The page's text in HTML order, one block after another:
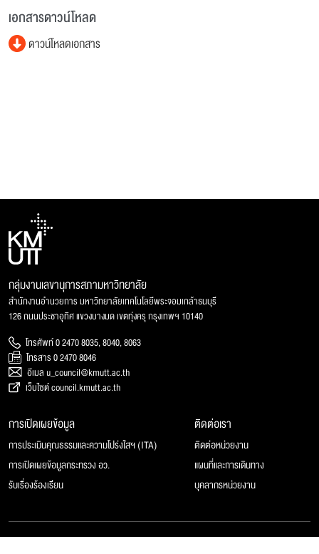
เอกสารดาวน์โหลด
ดาวน์โหลดเอกสาร
กลุ่มงานเลขานุการสภามหาวิทยาลัย
สำนักงานอำนวยการ มหาวิทยาลัยเทคโนโลยีพระจอมเกล้าธนบุรี
126 ถนนประชาอุทิศ แขวงบางมด เขตทุ่งครุ กรุงเทพฯ 10140
โทรศัพท์ 0 2470 8035, 8040, 8063
โทรสาร 0 2470 8046
อีเมล u_council@kmutt.ac.th
เว็บไซต์ council.kmutt.ac.th
การเปิดเผยข้อมูล
การประเมินคุณธรรมและความโปร่งใสฯ (ITA)
การเปิดเผยข้อมูลกระทรวง อว.
รับเรื่องร้องเรียน
ติดต่อเรา
ติดต่อหน่วยงาน
แผนที่และการเดินทาง
บุคลากรหน่วยงาน